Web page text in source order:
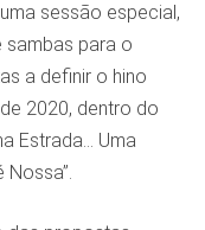
sessão especial,
para o
a definir o hino
2020, dentro do
Estrada… Uma
Nossa”.